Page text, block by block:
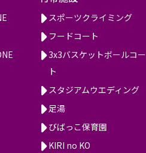
スポーツクライミング
フードコート
3x3バスケットボールコー
ト
スタジアムウエディング
足湯
びばっこ保育園
KIRI no KO